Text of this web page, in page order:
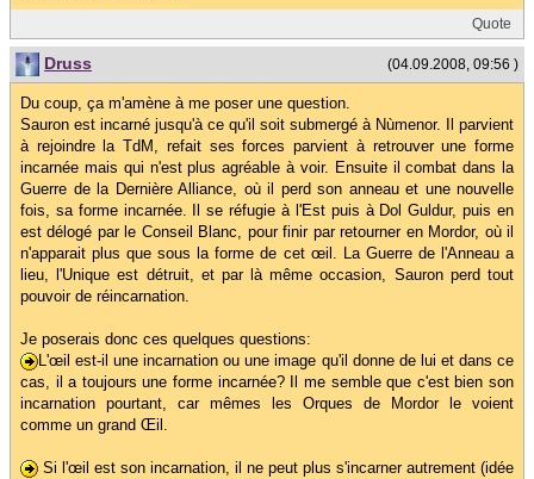
Quote
(04.09.2008, 09:56 )
Druss
Du coup, ça m'amène à me poser une question.
Sauron est incarné jusqu'à ce qu'il soit submergé à Nùmenor. Il parvient
à rejoindre la TdM, refait ses forces parvient à retrouver une forme
incarnée mais qui n'est plus agréable à voir. Ensuite il combat dans la
Guerre de la Dernière Alliance, où il perd son anneau et une nouvelle
fois, sa forme incarnée. Il se réfugie à l'Est puis à Dol Guldur, puis en
est délogé par le Conseil Blanc, pour finir par retourner en Mordor, où il
n'apparait plus que sous la forme de cet œil. La Guerre de l'Anneau a
lieu, l'Unique est détruit, et par là même occasion, Sauron perd tout
pouvoir de réincarnation.
Je poserais donc ces quelques questions:
L'œil est-il une incarnation ou une image qu'il donne de lui et dans ce
cas, il a toujours une forme incarnée? Il me semble que c'est bien son
incarnation pourtant, car mêmes les Orques de Mordor le voient
comme un grand Œil.
Si l'œil est son incarnation, il ne peut plus s'incarner autrement (idée